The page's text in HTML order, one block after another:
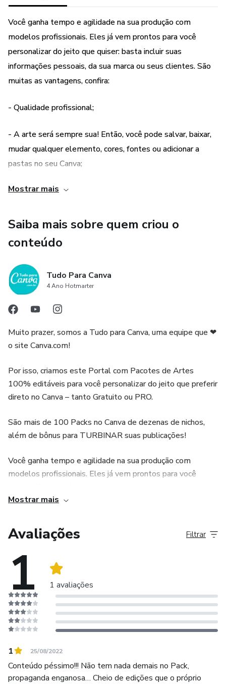
+ KIT SOMBRAS TRANSPARENTES
+ KIT PLANILHAS PARA REDES SOCIAIS
Quer conferir outros PACKS de CANVA?
- Confira nossos anúncios!
Você ganha tempo e agilidade na sua produção com
modelos profissionais. Eles já vem prontos para você
personalizar do jeito que quiser: basta incluir suas
informações pessoais, da sua marca ou seus clientes. São
muitas as vantagens, confira:
- Qualidade profissional;
- A arte será sempre sua! Então, você pode salvar, baixar,
mudar qualquer elemento, cores, fontes ou adicionar a
pastas no seu Canva;
- Tudo abre e funciona tanto na versão do Canva gratuito
- Sem precisar dominar técnicas avançadas de design;
- Sem precisar instalar ou baixar programas;
- Sem necessidade de subir arquivos. Tudo na nuvem!
- Você só paga uma vez: seu acesso será ilimitado e estará
- Os 5 Kits contidos nos Bônus não são específicos do
tema do pack, mas são de muita qualidade para te ajudar a
depois de qualificar a sua compra aqui no site.
personalizar como quiser!
Mostrar mais
Saiba mais sobre quem criou o
conteúdo
Tudo Para Canva
4 Ano Hotmarter
Muito prazer, somos a Tudo para Canva, uma equipe que ❤
o site Canva.com!
Por isso, criamos este Portal com Pacotes de Artes
100% editáveis para você personalizar do jeito que preferir
direto no Canva – tanto Gratuito ou PRO.
São mais de 100 Packs no Canva de dezenas de nichos,
além de bônus para TURBINAR suas publicações!
Você ganha tempo e agilidade na sua produção com
modelos profissionais. Eles já vem prontos para você
informações pessoais, da sua marca ou seus clientes.
Adquirindo nossos Packs, você receberá um PDF que abrirá
o pacote diretamente no seu Canva. Por isso, a arte será
elemento, cores, fontes, adicionar a pastas, enfim… Seu
acesso será ilimitado e estará sempre disponível na sua
conta do Canva.
– Sem precisar dominar técnicas avançadas de design
– Sem precisar instalar ou baixar programas
Mostrar mais
Avaliações
1 1 avaliações
Filtrar
1 25/08/2022
Conteúdo péssimo!!! Não tem nada demais no Pack,
propaganda enganosa… Cheio de edições que o próprio